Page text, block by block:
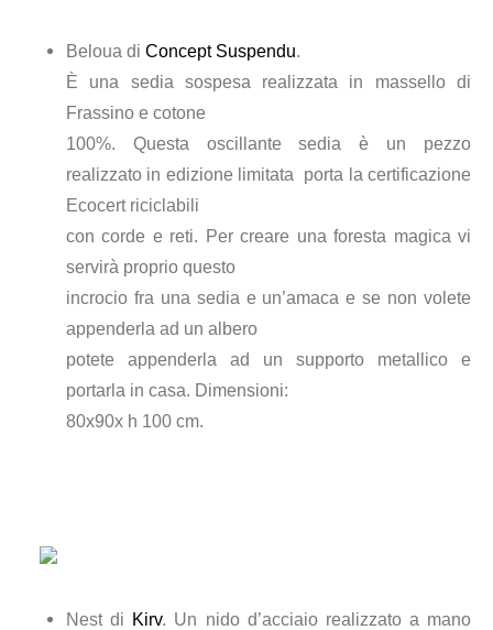
Beloua di Concept Suspendu.
È una sedia sospesa realizzata in massello di
Frassino e cotone
100%. Questa oscillante sedia è un pezzo
realizzato in edizione limitata porta la certificazione
Ecocert riciclabili
con corde e reti. Per creare una foresta magica vi
servirà proprio questo
incrocio fra una sedia e un’amaca e se non volete
appenderla ad un albero
potete appenderla ad un supporto metallico e
portarla in casa. Dimensioni:
80x90x h 100 cm.
Nest di Kirv. Un nido d’acciaio realizzato a mano